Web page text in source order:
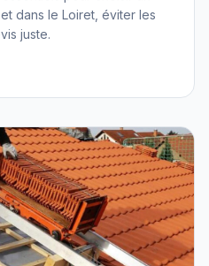
dans le Loiret, éviter les
juste.